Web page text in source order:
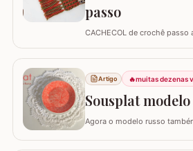
passo
CACHECOL de crochê passo
Artigo 🔥muitas dezenas
Sousplat
Agora o modelo russo